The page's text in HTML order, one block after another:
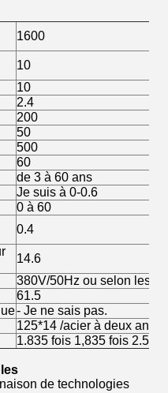
1600
10
10
2.4
200
50
500
60
de 3 à 60 ans
Je suis à 0-0.6
0 à 60
0.4
14.6
380V/50Hz ou selon les
61.5
- Je ne sais pas.
125*14 /acier à deux
1.835 fois 1,835 fois 2.5
de technologies